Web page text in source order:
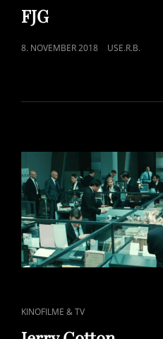
LINKS
FJG
POSTED
8. NOVEMBER 2018 USE.R.B.
CAT
LINKS
KINOFILME & TV